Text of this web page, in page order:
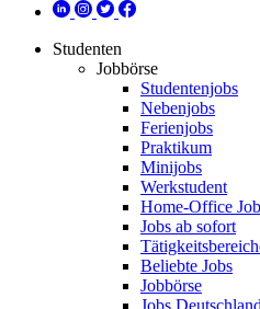
Studenten
Jobbörse
Studentenjobs
Nebenjobs
Ferienjobs
Praktikum
Minijobs
Werkstudent
Home-Office
Jobs ab sofort
Beliebte Jobs
Jobbörse
Jobs Deutschland